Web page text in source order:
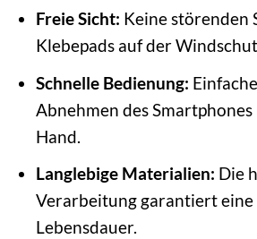
Freie Sicht: Keine störenden
Klebepads auf der
Schnelle Bedienung:
Abnehmen des
Hand.
Langlebige Materialien: Die
Verarbeitung garantiert eine
Lebensdauer.